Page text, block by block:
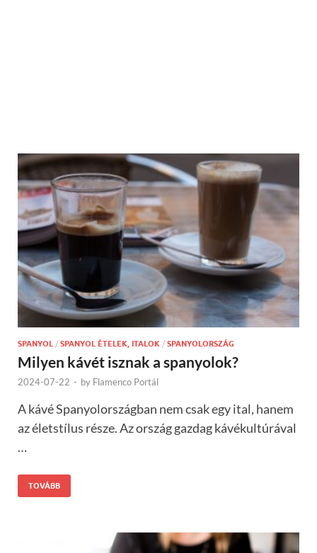
SPANYOL / SPANYOL ÉTELEK, ITALOK / SPANYOLORSZÁG
Milyen kávét isznak a spanyolok?
2024-07-22 - by Flamenco Portál
A kávé Spanyolországban nem csak egy ital, hanem
az életstílus része. Az ország gazdag kávékultúrával
…
TOVÁBB